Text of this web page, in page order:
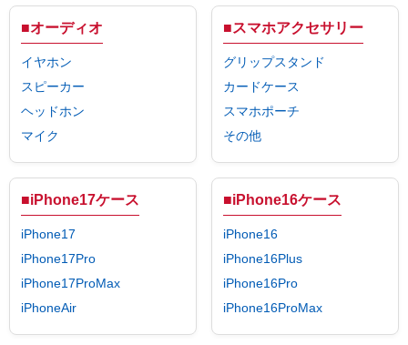
■オーディオ
イヤホン
スピーカー
ヘッドホン
マイク
■スマホアクセサリー
グリップスタンド
カードケース
スマホポーチ
その他
■iPhone17ケース
iPhone17
iPhone17Pro
iPhone17ProMax
iPhoneAir
■iPhone16ケース
iPhone16
iPhone16Plus
iPhone16Pro
iPhone16ProMax